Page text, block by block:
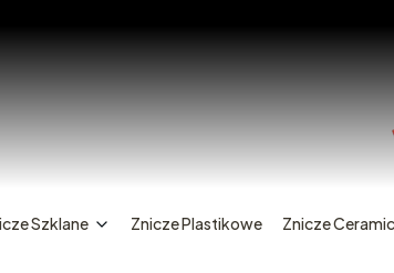
Szklane Znicze Plastikowe Znicze